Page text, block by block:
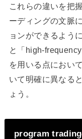
これらの違いを把
ーディングの文脈
ョンができるよう
と「high-
を用いる点におい
いて明確に異なる
ょう。
program trading